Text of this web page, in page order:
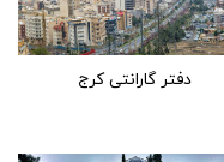
دفتر گارانتی کرج